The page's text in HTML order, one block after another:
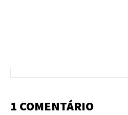
1 COMENTÁRIO